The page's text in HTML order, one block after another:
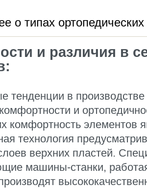
о типах
и различия в
тенденции в
и
элементов
технология
верхних пластей.
машины-станки,